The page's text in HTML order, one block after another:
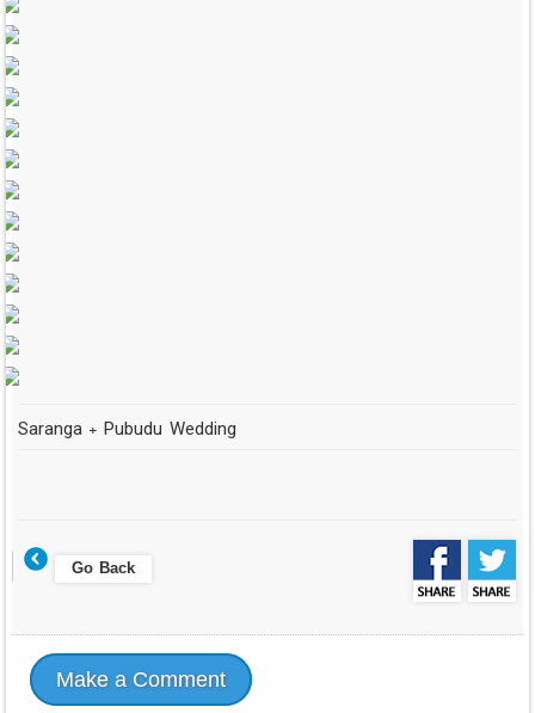
Saranga + Pubudu Wedding
Go Back
Make a Comment